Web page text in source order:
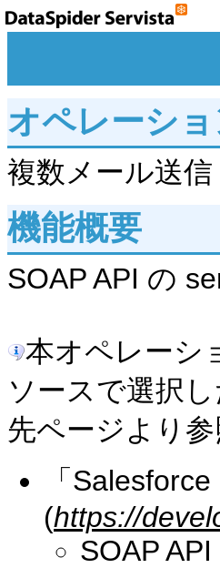
オペレーショ
複数メール送信
機能概要
SOAP API の
本オペレーシ
ソースで選択
先ページより
「
(https://
SOAP